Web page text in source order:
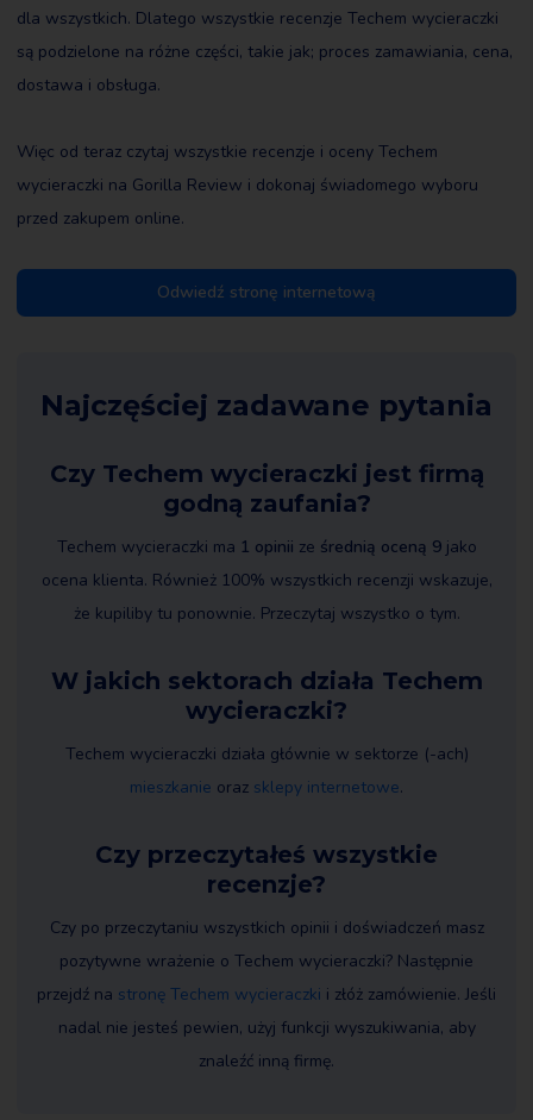
dla wszystkich. Dlatego wszystkie recenzje Techem wycieraczki
są podzielone na różne części, takie jak; proces zamawiania, cena,
dostawa i obsługa.
Więc od teraz czytaj wszystkie recenzje i oceny Techem
wycieraczki na Gorilla Review i dokonaj świadomego wyboru
przed zakupem online.
Odwiedź stronę internetową
Najczęściej zadawane pytania
Czy Techem wycieraczki jest firmą
godną zaufania?
Techem wycieraczki ma 1 opinii ze średnią oceną 9jako
ocena klienta. Również 100% wszystkich recenzji wskazuje,
że kupiliby tu ponownie. Przeczytaj wszystko o tym.
W jakich sektorach działa Techem
wycieraczki?
Techem wycieraczki działa głównie w sektorze (-ach)
mieszkanie oraz sklepy internetowe.
Czy przeczytałeś wszystkie
recenzje?
Czy po przeczytaniu wszystkich opinii i doświadczeń masz
pozytywne wrażenie o Techem wycieraczki? Następnie
przejdź na stronę Techem wycieraczki i złóż zamówienie. Jeśli
nadal nie jesteś pewien, użyj funkcji wyszukiwania, aby
znaleźć inną firmę.